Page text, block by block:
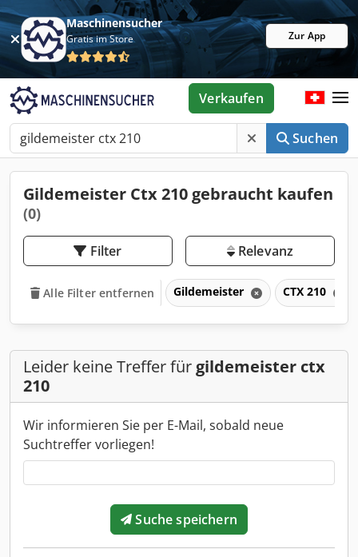
Maschinensucher
Gratis im Store Zur App
Suchen
Verkaufen
Gildemeister Ctx 210 gebraucht kaufen
(0)
Filter Relevanz
Alle Filter entfernen Gildemeister CTX 210
Leider keine Treffer für gildemeister ctx
210
Wir informieren Sie per E-Mail, sobald neue
Suchtreffer vorliegen!
Suche speichern